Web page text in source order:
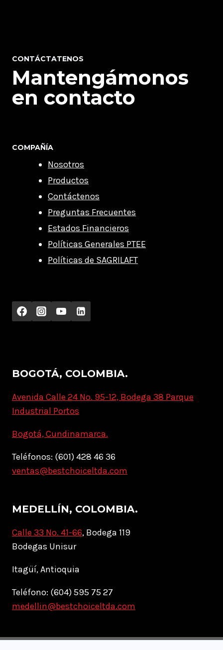
CONTÁCTATENOS
Mantengámonos
en contacto
COMPAÑÍA
Nosotros
Productos
Contáctenos
Preguntas Frecuentes
Estados Financieros
Políticas Generales PTEE
Políticas de SAGRILAFT
BOGOTÁ, COLOMBIA.
Avenida Calle 24 No. 95-12, Bodega 38 Parque
Industrial Portos
Bogotá, Cundinamarca.
Teléfonos: (601) 428 46 36
ventas@bestchoiceltda.com
MEDELLÍN, COLOMBIA.
Calle 33 No. 41-66, Bodega 119
Bodegas Unisur
Itagüí, Antioquia
Teléfono: (604) 595 75 27
medellin@bestchoiceltda.com